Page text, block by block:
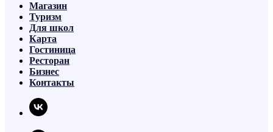
Магазин
Туризм
Для школ
Карта
Гостиница
Ресторан
Бизнес
Контакты